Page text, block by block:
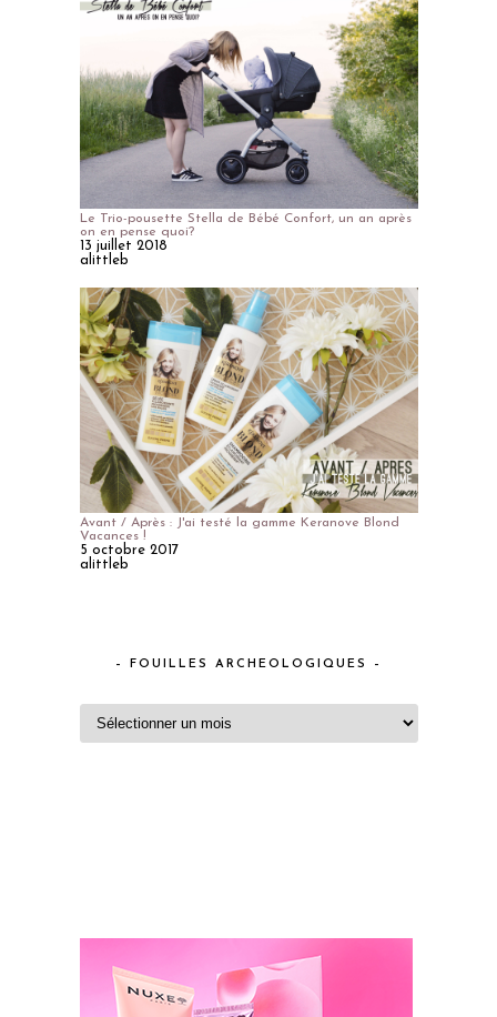
Le Trio-pousette Stella de Bébé Confort, un an après
on en pense quoi?
13 juillet 2018
alittleb
Avant / Après : J'ai testé la gamme Keranove Blond
Vacances !
5 octobre 2017
alittleb
– FOUILLES ARCHEOLOGIQUES –